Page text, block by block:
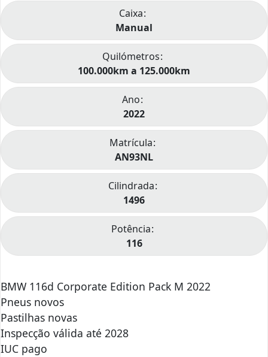
Caixa
Manual
Quilómetros
100.000km a 125.000km
Ano
2022
Matrícula
AN93NL
Cilindrada
1496
Potência
116
BMW 116d Corporate Edition Pack M 2022
Pneus novos
Pastilhas novas
Inspecção válida até 2028
IUC pago